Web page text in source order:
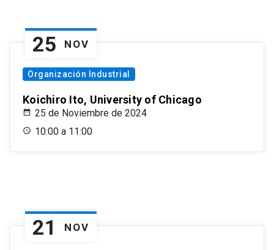
25 NOV
Organización Industrial
Koichiro Ito, University of Chicago
25 de Noviembre de 2024
10:00 a 11:00
21 NOV